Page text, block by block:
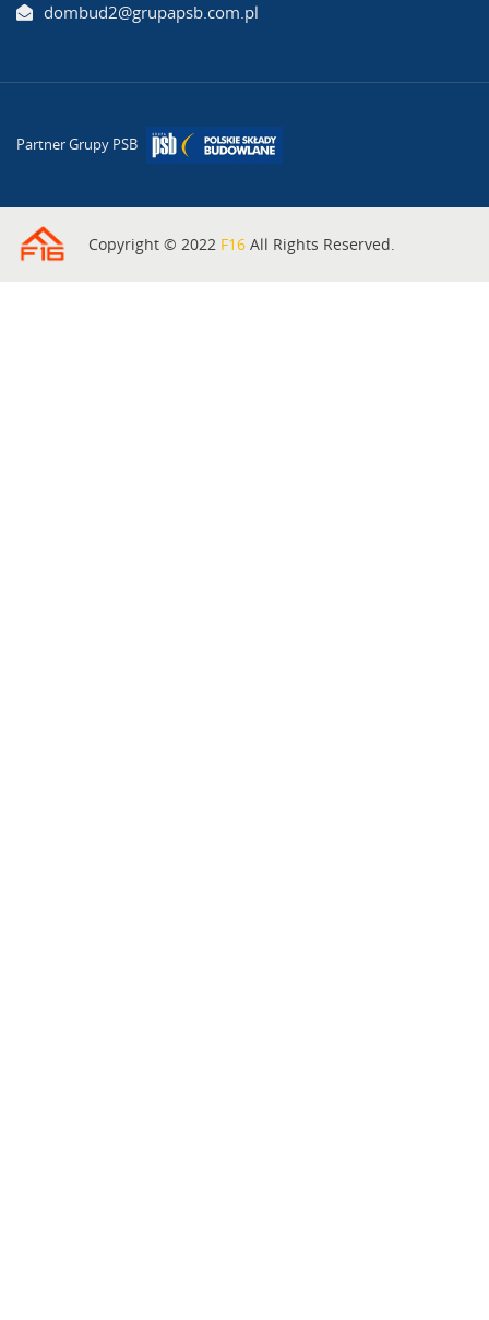
dombud2@grupapsb.com.pl
Partner Grupy PSB
Copyright © 2022 F16 All Rights Reserved.